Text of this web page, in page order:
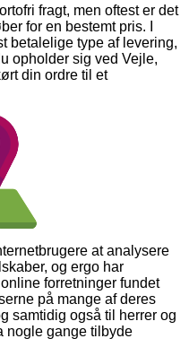
fragt, men oftest er det
for en bestemt pris. I
betalelige type af levering,
opholder sig ved Vejle,
din ordre til et
at analysere
og ergo har
forretninger fundet
på mange af deres
samtidig også til herrer og
nogle gange tilbyde